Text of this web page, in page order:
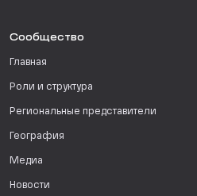
Сообщество
Главная
Роли и структура
Региональные представители
География
Медиа
Новости